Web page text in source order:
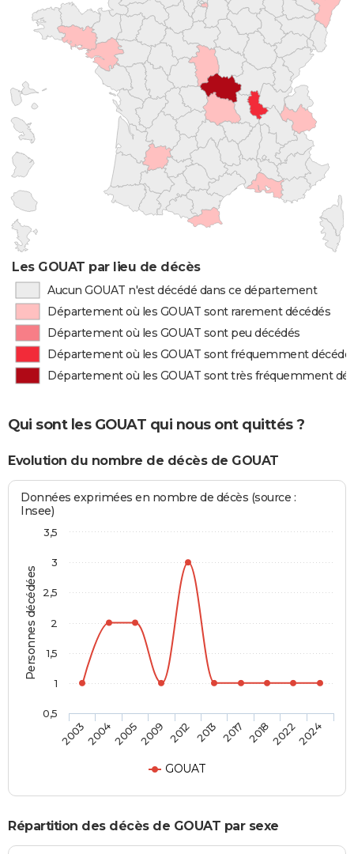
Les GOUAT par lieu de décès
Aucun GOUAT n'est décédé dans ce département
Département où les GOUAT sont rarement décédés
Département où les GOUAT sont peu décédés
Département où les GOUAT sont fréquemment
Département où les GOUAT sont très fréquemment
Qui sont les GOUAT qui nous ont quittés ?
Evolution du nombre de décès de GOUAT
Personnes décédées
Données exprimées en nombre de décès (source :
Insee)
GOUAT
2003200420052009 2012 2013 2017 201820222024
0,5
1
1,5
2
2,5
3
3,5
Répartition des décès de GOUAT par sexe